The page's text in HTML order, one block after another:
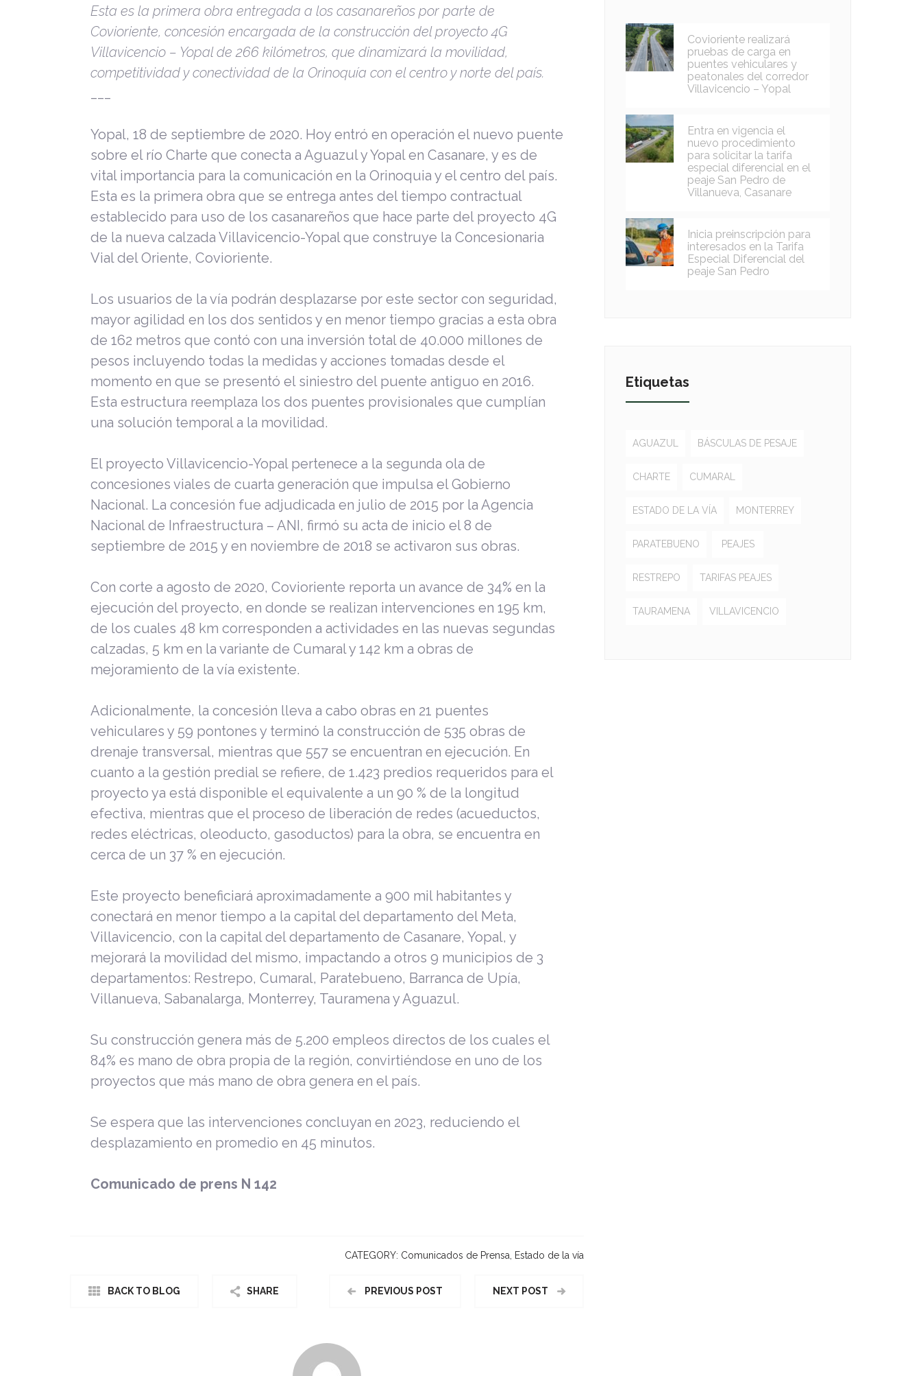
Esta es la primera obra entregada a los casanareños por parte de
Covioriente, concesión encargada de la construcción del proyecto 4G
Villavicencio – Yopal de 266 kilómetros, que dinamizará la movilidad,
competitividad y conectividad de la Orinoquía con el centro y norte del país.
Yopal, 18 de septiembre de 2020. Hoy entró en operación el nuevo puente
sobre el río Charte que conecta a Aguazul y Yopal en Casanare, y es de
vital importancia para la comunicación en la Orinoquia y el centro del país.
Esta es la primera obra que se entrega antes del tiempo contractual
establecido para uso de los casanareños que hace parte del proyecto 4G
de la nueva calzada Villavicencio-Yopal que construye la Concesionaria
Vial del Oriente, Covioriente.
Los usuarios de la vía podrán desplazarse por este sector con seguridad,
mayor agilidad en los dos sentidos y en menor tiempo gracias a esta obra
de 162 metros que contó con una inversión total de 40.000 millones de
pesos incluyendo todas la medidas y acciones tomadas desde el
momento en que se presentó el siniestro del puente antiguo en 2016.
Esta estructura reemplaza los dos puentes provisionales que cumplían
una solución temporal a la movilidad.
El proyecto Villavicencio-Yopal pertenece a la segunda ola de
concesiones viales de cuarta generación que impulsa el Gobierno
Nacional. La concesión fue adjudicada en julio de 2015 por la Agencia
Nacional de Infraestructura – ANI, firmó su acta de inicio el 8 de
septiembre de 2015 y en noviembre de 2018 se activaron sus obras.
Con corte a agosto de 2020, Covioriente reporta un avance de 34% en la
ejecución del proyecto, en donde se realizan intervenciones en 195 km,
de los cuales 48 km corresponden a actividades en las nuevas segundas
calzadas, 5 km en la variante de Cumaral y 142 km a obras de
mejoramiento de la vía existente.
Adicionalmente, la concesión lleva a cabo obras en 21 puentes
vehiculares y 59 pontones y terminó la construcción de 535 obras de
drenaje transversal, mientras que 557 se encuentran en ejecución. En
cuanto a la gestión predial se refiere, de 1.423 predios requeridos para el
proyecto ya está disponible el equivalente a un 90 % de la longitud
efectiva, mientras que el proceso de liberación de redes (acueductos,
redes eléctricas, oleoducto, gasoductos) para la obra, se encuentra en
cerca de un 37 % en ejecución.
Este proyecto beneficiará aproximadamente a 900 mil habitantes y
conectará en menor tiempo a la capital del departamento del Meta,
Villavicencio, con la capital del departamento de Casanare, Yopal, y
mejorará la movilidad del mismo, impactando a otros 9 municipios de 3
departamentos: Restrepo, Cumaral, Paratebueno, Barranca de Upía,
Villanueva, Sabanalarga, Monterrey, Tauramena y Aguazul.
Su construcción genera más de 5.200 empleos directos de los cuales el
84% es mano de obra propia de la región, convirtiéndose en uno de los
proyectos que más mano de obra genera en el país.
Se espera que las intervenciones concluyan en 2023, reduciendo el
desplazamiento en promedio en 45 minutos.
Comunicado de prens N 142
CATEGORY: Comunicados de Prensa Estado de la vía
BACK TO BLOG SHARE PREVIOUS POST NEXT POST
Covioriente realizará
pruebas de carga en
puentes vehiculares y
peatonales del corredor
Villavicencio – Yopal
Entra en vigencia el
nuevo procedimiento
para solicitar la tarifa
especial diferencial en el
peaje San Pedro de
Villanueva, Casanare
Inicia preinscripción para
interesados en la Tarifa
Especial Diferencial del
peaje San Pedro
Etiquetas
AGUAZUL BÁSCULAS DE PESAJE
CHARTE CUMARAL
ESTADO DE LA VÍA MONTERREY
PARATEBUENO PEAJES
RESTREPO TARIFAS PEAJES
TAURAMENA VILLAVICENCIO